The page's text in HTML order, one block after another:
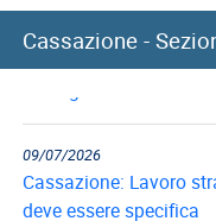
Cassazione -
10/07/2026
Cassazione: recupero
09/07/2026
Cassazione: Lavoro
deve essere specifica